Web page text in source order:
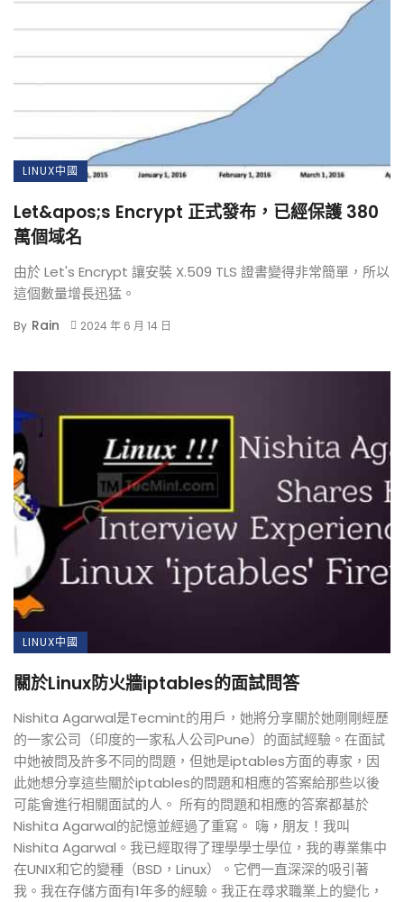
LINUX中國
Let&apos;s Encrypt 正式發布，已經保護 380
萬個域名
由於 Let's Encrypt 讓安裝 X.509 TLS 證書變得非常簡單，所以
這個數量增長迅猛。
By Rain 2024 年 6 月 14 日
LINUX中國
關於Linux防火牆iptables的面試問答
Nishita Agarwal是Tecmint的用戶，她將分享關於她剛剛經歷
的一家公司（印度的一家私人公司Pune）的面試經驗。在面試
中她被問及許多不同的問題，但她是iptables方面的專家，因
此她想分享這些關於iptables的問題和相應的答案給那些以後
可能會進行相關面試的人。 所有的問題和相應的答案都基於
Nishita Agarwal的記憶並經過了重寫。 嗨，朋友！我叫
Nishita Agarwal。我已經取得了理學學士學位，我的專業集中
在UNIX和它的變種（BSD，Linux）。它們一直深深的吸引著
我。我在存儲方面有1年多的經驗。我正在尋求職業上的變化，